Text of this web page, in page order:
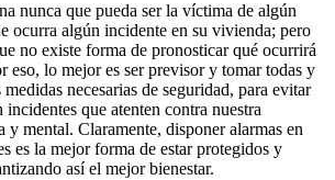
nunca que pueda ser la víctima de algún
ocurra algún incidente en su vivienda; pero
no existe forma de pronosticar qué ocurrirá
eso, lo mejor es ser previsor y tomar todas y
medidas necesarias de seguridad, para evitar
incidentes que atenten contra nuestra
y mental. Claramente, disponer alarmas en
es la mejor forma de estar protegidos y
así el mejor bienestar.